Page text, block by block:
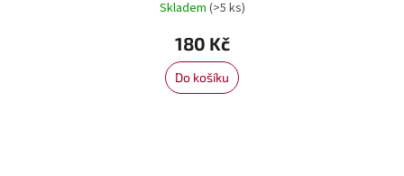
Skladem (>5 ks)
180 Kč
Do košíku